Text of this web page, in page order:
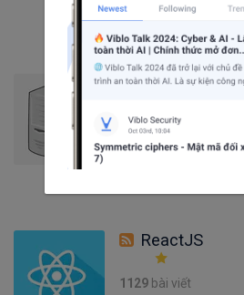
Theo dõi
Database
36câu hỏi
358người theo dõi
ReactJS
1129 bài viết